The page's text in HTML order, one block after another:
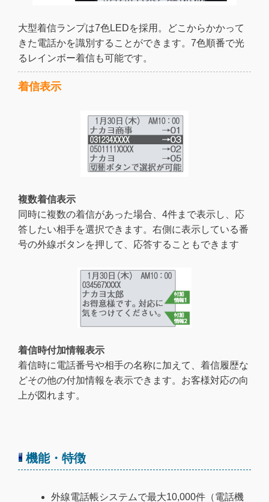
大型着信ランプは7色LEDを採用。どこからかかって
きた電話かを識別することができます。7色順番で光
るレインボー着信も可能です。
着信表示
複数着信表示
同時に複数の着信があった場合、4件まで表示し、応
答したい相手を選択できます。右側に表示している番
号の外線ボタンを押して、応答することもできます
着信時付加情報表示
着信時に電話番号や相手の名称に加えて、着信履歴な
どその他の付加情報を表示できます。お客様対応の向
上が図れます。
機能・特徴
外線電話帳システムで最大10,000件（電話機